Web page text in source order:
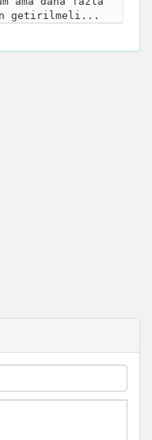
getirilmeli...